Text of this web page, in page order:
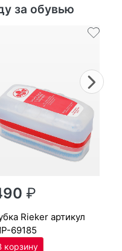
за обувью
490₽
Ri­eker артикул
69185